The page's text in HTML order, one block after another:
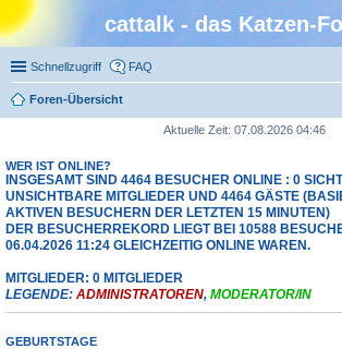
cattalk - das Katzen-
Schnellzugriff FAQ
Foren-Übersicht
Aktuelle Zeit: 07.08.2026 04:46
WER IST ONLINE?
INSGESAMT SIND 4464 BESUCHER ONLINE : 0
UNSICHTBARE MITGLIEDER UND 4464 GÄSTE
AKTIVEN BESUCHERN DER LETZTEN 15 MINUTEN)
DER BESUCHERREKORD LIEGT BEI 10588
06.04.2026 11:24 GLEICHZEITIG ONLINE WAREN.
MITGLIEDER: 0 MITGLIEDER
LEGENDE: ADMINISTRATOREN, MODERATOR/IN
GEBURTSTAGE